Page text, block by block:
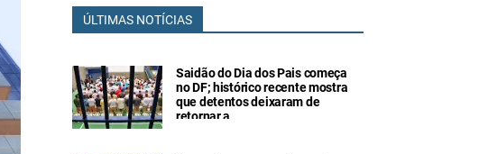
ÚLTIMAS NOTÍCIAS
Saidão do Dia dos Pais começa
no DF; histórico recente mostra
que detentos deixaram de
retornar a